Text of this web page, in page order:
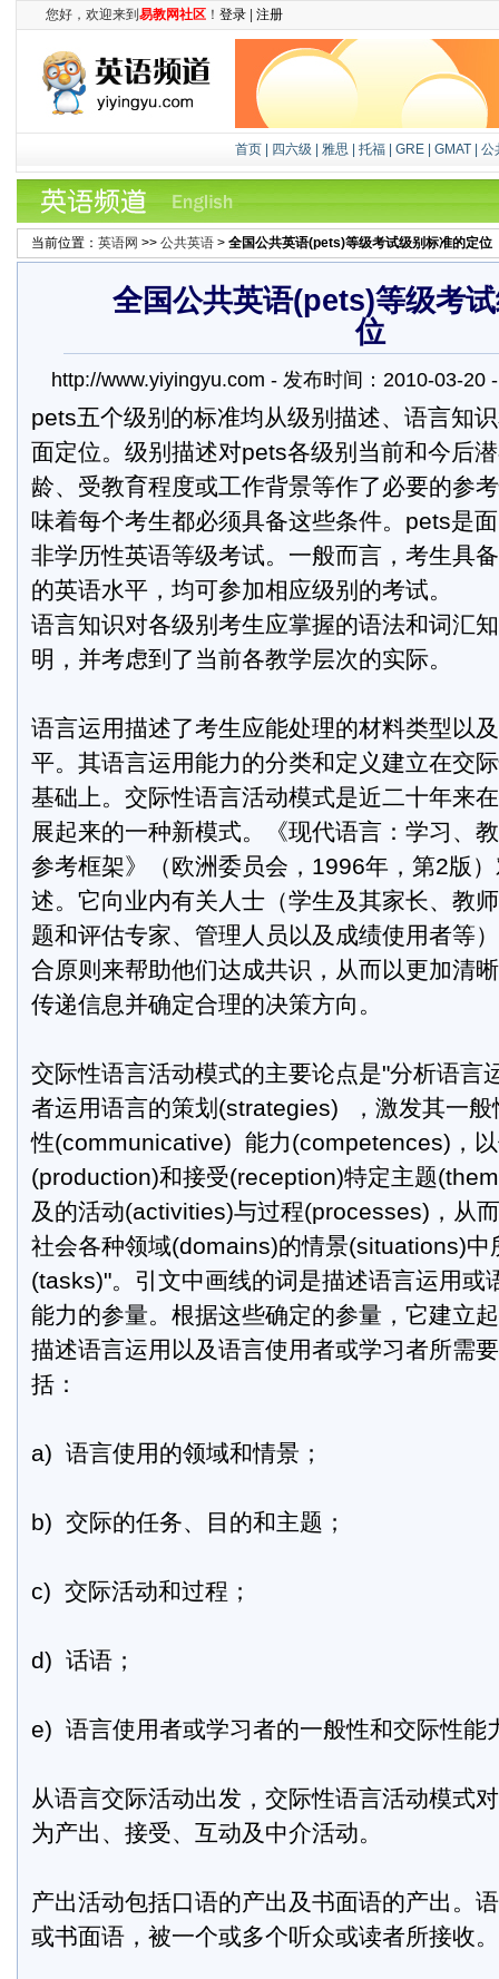
您好，欢迎来到 易教网社区 ！ 登录 注册
首页 四六级 雅思 托福 GRE GMAT 公
当前位置： 英语网 >> 公共英语 > 全国公共英语(pets)等级考试级别标准的定位
全国公共英语(pets)等级考
位
http://www.yiyingyu.com - 发布时间：2010-03-20
pets五个级别的标准均从级别描述、语言知
面定位。级别描述对pets各级别当前和今后
龄、受教育程度或工作背景等作了必要的参
味着每个考生都必须具备这些条件。pets是
非学历性英语等级考试。一般而言，考生具
的英语水平，均可参加相应级别的考试。
语言知识对各级别考生应掌握的语法和词汇
明，并考虑到了当前各教学层次的实际。
语言运用描述了考生应能处理的材料类型以
平。其语言运用能力的分类和定义建立在交
基础上。交际性语言活动模式是近二十年来
展起来的一种新模式。《现代语言：学习、
参考框架》（欧洲委员会，1996年，第2版
述。它向业内有关人士（学生及其家长、教
题和评估专家、管理人员以及成绩使用者等
合原则来帮助他们达成共识，从而以更加清
传递信息并确定合理的决策方向。
交际性语言活动模式的主要论点是"分析语言
者运用语言的策划(strategies) ，激发其一
性(communicative) 能力(competences)，
(production)和接受(reception)特定主题
及的活动(activities)与过程(processes)，从
社会各种领域(domains)的情景(situations)中
(tasks)"。引文中画线的词是描述语言运用或
能力的参量。根据这些确定的参量，它建立
描述语言运用以及语言使用者或学习者所需
括：
a) 语言使用的领域和情景；
b) 交际的任务、目的和主题；
c) 交际活动和过程；
d) 话语；
e) 语言使用者或学习者的一般性和交际性能
从语言交际活动出发，交际性语言活动模式
为产出、接受、互动及中介活动。
产出活动包括口语的产出及书面语的产出。
或书面语，被一个或多个听众或读者所接收。